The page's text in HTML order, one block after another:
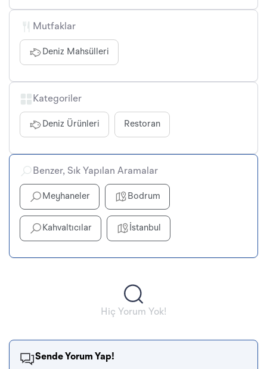
Mutfaklar
Deniz Mahsülleri
Kategoriler
Deniz Ürünleri Restoran
Benzer, Sık Yapılan Aramalar
Meyhaneler Bodrum
Kahvaltıcılar İstanbul
Hiç Yorum Yok!
Sende Yorum Yap!